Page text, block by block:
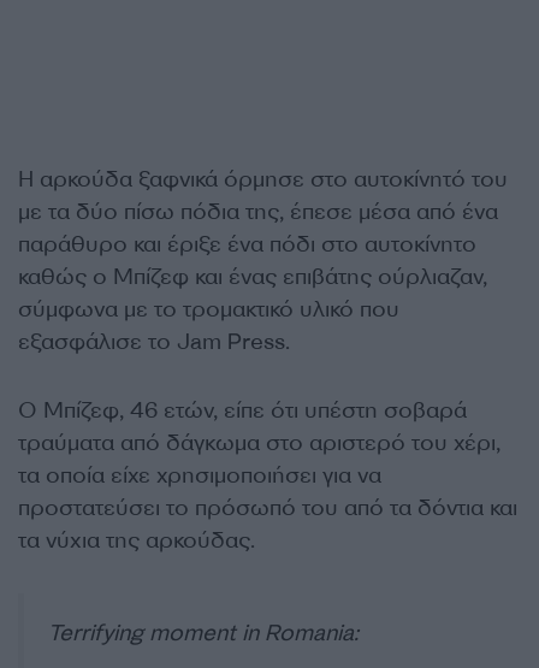
Η αρκούδα ξαφνικά όρμησε στο αυτοκίνητό του
με τα δύο πίσω πόδια της, έπεσε μέσα από ένα
παράθυρο και έριξε ένα πόδι στο αυτοκίνητο
καθώς ο Μπίζεφ και ένας επιβάτης ούρλιαζαν,
σύμφωνα με το τρομακτικό υλικό που
εξασφάλισε το Jam Press.
Ο Μπίζεφ, 46 ετών, είπε ότι υπέστη σοβαρά
τραύματα από δάγκωμα στο αριστερό του χέρι,
τα οποία είχε χρησιμοποιήσει για να
προστατεύσει το πρόσωπό του από τα δόντια και
τα νύχια της αρκούδας.
Terrifying moment in Romania: